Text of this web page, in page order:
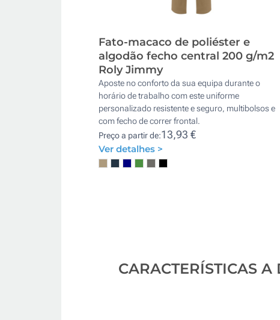
Fato-macaco de poliéster e
algodão fecho central 200 g/m2
Roly Jimmy
Aposte no conforto da sua equipa durante o
horário de trabalho com este uniforme
personalizado resistente e seguro, multibolsos e
com fecho de correr frontal.
Preço a partir de:13,93 €
Ver detalhes >
CARACTERÍSTICAS